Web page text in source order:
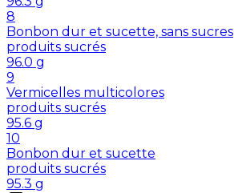
8
Bonbon dur et sucette, sans sucres
produits sucrés
96.0 g
9
Vermicelles multicolores
produits sucrés
95.6 g
10
Bonbon dur et sucette
produits sucrés
95.3 g